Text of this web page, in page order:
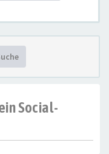
Social-